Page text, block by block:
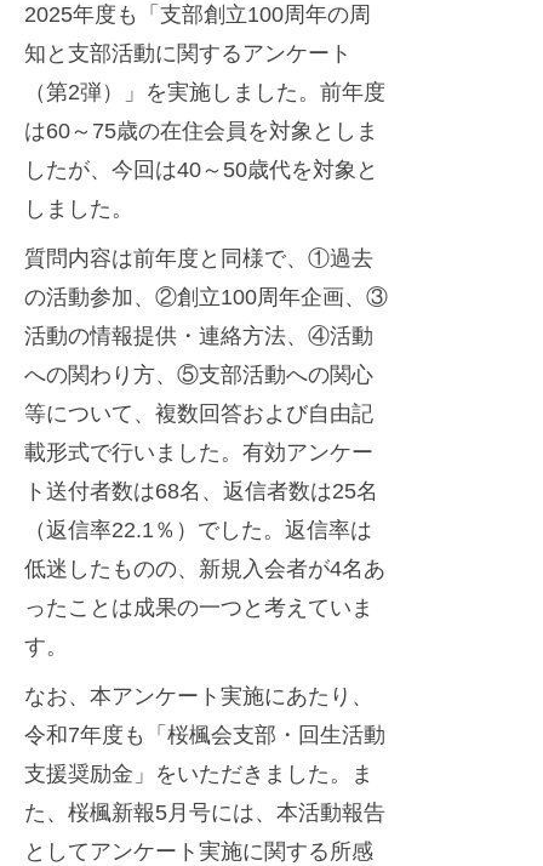
2025年度も「支部創立100周年の周
知と支部活動に関するアンケート
（第2弾）」を実施しました。前年度
は60～75歳の在住会員を対象としま
したが、今回は40～50歳代を対象と
しました。
質問内容は前年度と同様で、①過去
の活動参加、②創立100周年企画、③
活動の情報提供・連絡方法、④活動
への関わり方、⑤支部活動への関心
等について、複数回答および自由記
載形式で行いました。有効アンケー
ト送付者数は68名、返信者数は25名
（返信率22.1％）でした。返信率は
低迷したものの、新規入会者が4名あ
ったことは成果の一つと考えていま
す。
なお、本アンケート実施にあたり、
令和7年度も「桜楓会支部・回生活動
支援奨励金」をいただきました。ま
た、桜楓新報5月号には、本活動報告
としてアンケート実施に関する所感